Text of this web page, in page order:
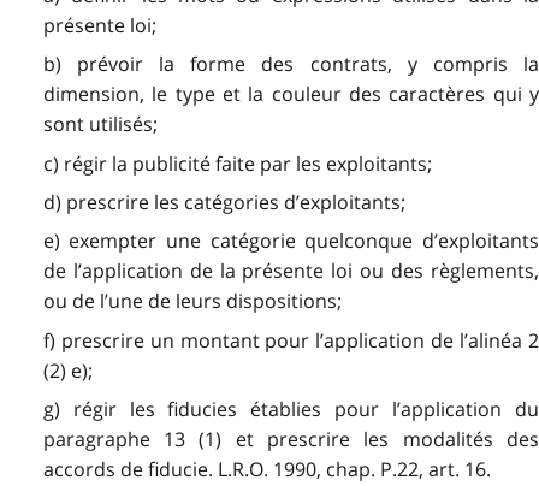
présente loi;
b) prévoir la forme des contrats, y compris la
dimension, le type et la couleur des caractères qui y
sont utilisés;
c) régir la publicité faite par les exploitants;
d) prescrire les catégories d’exploitants;
e) exempter une catégorie quelconque d’exploitants
de l’application de la présente loi ou des règlements,
ou de l’une de leurs dispositions;
f) prescrire un montant pour l’application de l’alinéa 2
(2) e);
g) régir les fiducies établies pour l’application du
paragraphe 13 (1) et prescrire les modalités des
accords de fiducie. L.R.O. 1990, chap. P.22, art. 16.